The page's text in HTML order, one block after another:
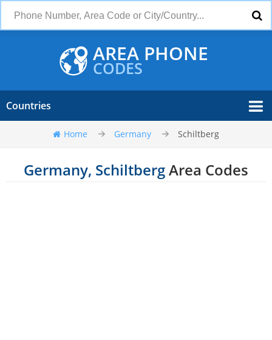
AREA PHONE
CODES
Countries
Home Germany Schiltberg
Germany, SchiltbergArea Codes